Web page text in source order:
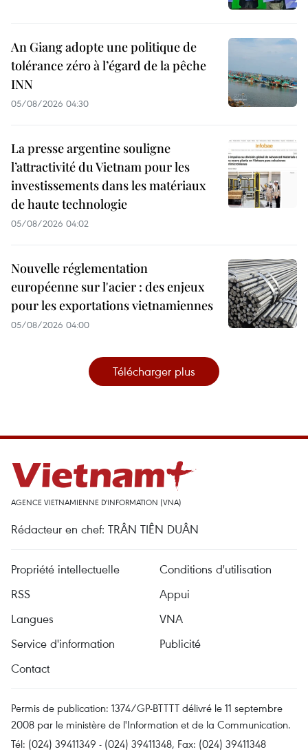
An Giang adopte une politique de
tolérance zéro à l’égard de la pêche
INN
05/08/2026 04:30
La presse argentine souligne
l’attractivité du Vietnam pour les
investissements dans les matériaux
de haute technologie
05/08/2026 04:02
Nouvelle réglementation
européenne sur l'acier : des enjeux
pour les exportations vietnamiennes
05/08/2026 04:00
Télécharger plus
AGENCE VIETNAMIENNE D'INFORMATION (VNA)
Rédacteur en chef: TRÂN TIÊN DUÂN
Propriété intellectuelle
Conditions d'utilisation
RSS
Appui
Langues
VNA
Service d'information
Publicité
Contact
Permis de publication: 1374/GP-BTTTT délivré le 11 septembre
2008 par le ministère de l'Information et de la Communication.
Tél: (024) 39411349 - (024) 39411348, Fax: (024) 39411348